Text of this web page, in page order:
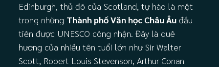
Edinburgh, thủ đô của Scotland, tự hào là một
trong những Thành phố Văn học Châu Âu đầu
tiên được UNESCO công nhận. Đây là quê
hương của nhiều tên tuổi lớn như Sir Walter
Scott, Robert Louis Stevenson, Arthur Conan